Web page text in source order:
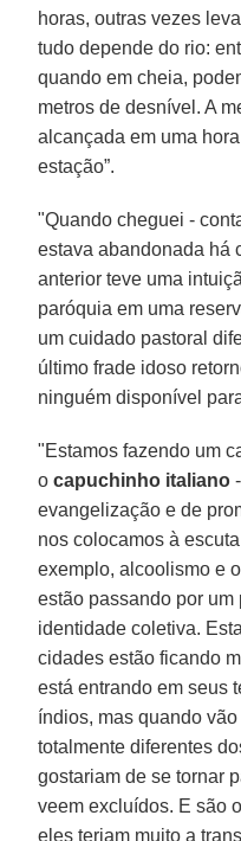
horas, outras vezes
tudo depende do rio:
quando em cheia,
metros de desnível. A
alcançada em uma
estação”.
"Quando cheguei -
estava abandonada há
anterior teve uma
paróquia em uma
um cuidado pastoral
último frade idoso
ninguém disponível
"Estamos fazendo um
ocapuchinho italiano
evangelização e de
nos colocamos à
exemplo, alcoolismo e
estão passando por
identidade coletiva.
cidades estão ficando
está entrando em seus
índios, mas quando
totalmente diferentes
gostariam de se tornar
veem excluídos. E são
eles teriam muito a